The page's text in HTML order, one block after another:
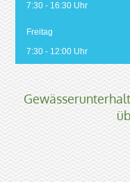
7:30 - 16:30 Uhr
Freitag
7:30 - 12:00 Uhr